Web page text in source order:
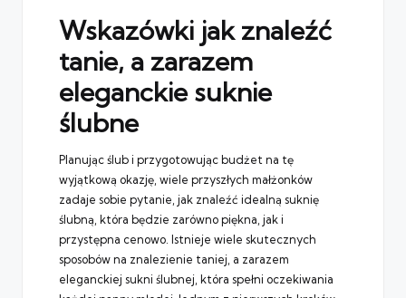
Wskazówki jak znaleźć
tanie, a zarazem
eleganckie suknie
ślubne
Planując ślub i przygotowując budżet na tę
wyjątkową okazję, wiele przyszłych małżonków
zadaje sobie pytanie, jak znaleźć idealną suknię
ślubną, która będzie zarówno piękna, jak i
przystępna cenowo. Istnieje wiele skutecznych
sposobów na znalezienie taniej, a zarazem
eleganckiej sukni ślubnej, która spełni oczekiwania